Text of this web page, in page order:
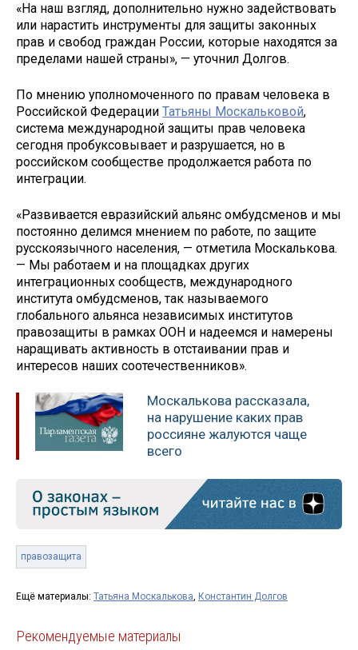
«На наш взгляд, дополнительно нужно задействовать
или нарастить инструменты для защиты законных
прав и свобод граждан России, которые находятся за
пределами нашей страны», — уточнил Долгов.
По мнению уполномоченного по правам человека в
Российской Федерации Татьяны Москальковой,
система международной защиты прав человека
сегодня пробуксовывает и разрушается, но в
российском сообществе продолжается работа по
интеграции.
«Развивается евразийский альянс омбудсменов и мы
постоянно делимся мнением по работе, по защите
русскоязычного населения, — отметила Москалькова.
— Мы работаем и на площадках других
интеграционных сообществ, международного
института омбудсменов, так называемого
глобального альянса независимых институтов
правозащиты в рамках ООН и надеемся и намерены
наращивать активность в отстаивании прав и
интересов наших соотечественников».
Москалькова рассказала,
на нарушение каких прав
россияне жалуются чаще
всего
правозащита
Ещё материалы: Татьяна Москалькова Константин Долгов
Рекомендуемые материалы